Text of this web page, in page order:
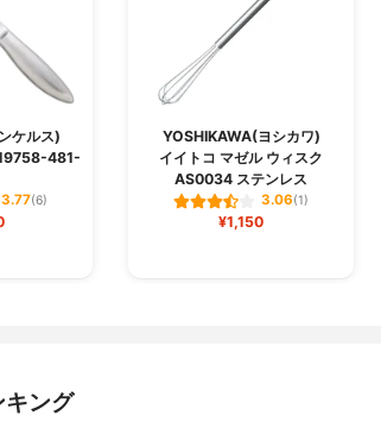
ケルス)
481-
3.77(6)
YOSHIKAWA(ヨシカワ)
イイトコ マゼル ウィスク
AS0034 ステンレス
3.06(1)
¥1,150
キング